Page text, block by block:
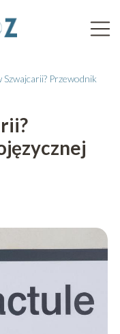
Szwajcarii? Przewodnik